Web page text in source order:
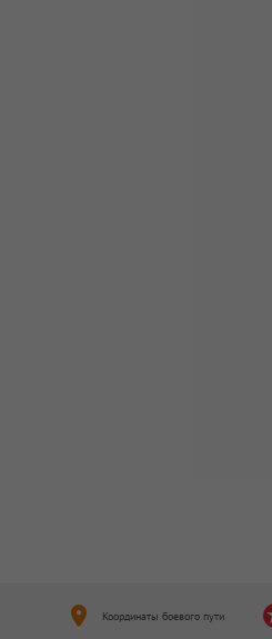
Координаты боевого пути